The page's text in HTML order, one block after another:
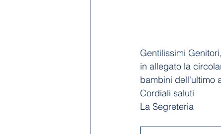
Gentilissimi Genitori,
in allegato la
bambini dell'ultimo
Cordiali saluti
La Segreteria